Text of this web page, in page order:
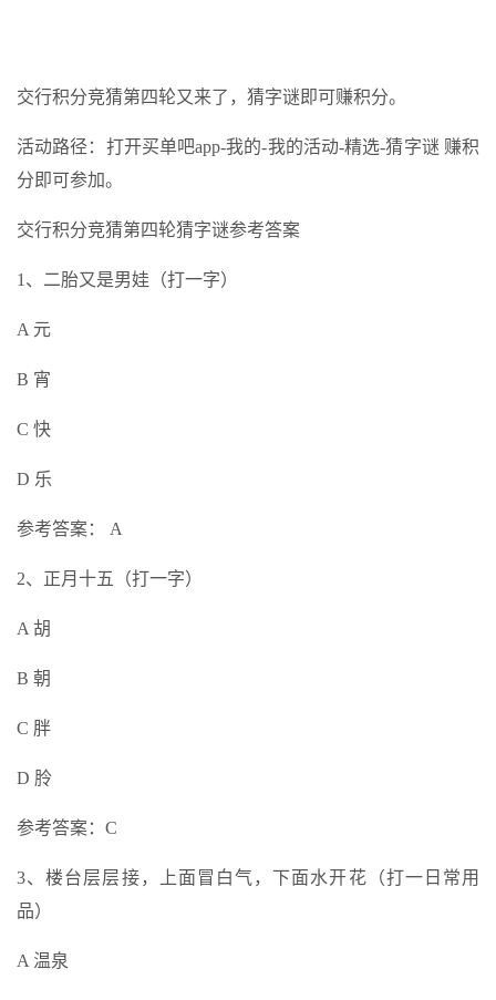
交行积分竞猜第四轮又来了，猜字谜即可赚积分。
活动路径：打开买单吧app-我的-我的活动-精选-猜字谜 赚积
分即可参加。
交行积分竞猜第四轮猜字谜参考答案
1、二胎又是男娃（打一字）
A 元
B 宵
C 快
D 乐
参考答案： A
2、正月十五（打一字）
A 胡
B 朝
C 胖
D 朎
参考答案：C
3、楼台层层接，上面冒白气，下面水开花（打一日常用
品）
A 温泉